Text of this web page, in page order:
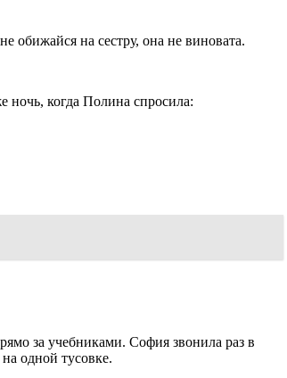
на сестру, она не виновата.
когда Полина спросила:
за учебниками. София звонила раз в
одной тусовке.